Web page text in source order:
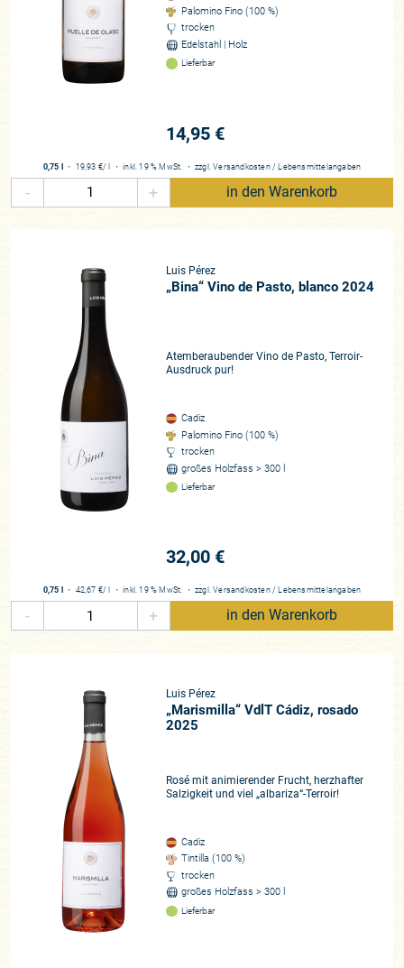
Reisen in die Region zeigten auch ihre Wirkung, was dann
aber folgte, war ein echtes Aha-Erlebnis: Fran López, ein
junger spanischer Sommelier der zur Spitze seiner Zunft
zählt und aussieht, als wäre er der vierte Mann der
fremden Wein. Hell yeah!, um in der Sprache der rockeros zu
Wie vom Blitz getroffen
jüngst bestätigte). Für Sherry durchaus sensibilisiert und
durchaus etwas mit den dortigen Gewächsen vertraut, war
mein first contact mit Bodegas Luis Pérez tatsächlich sowas
wie ein Zusammentreffen mit einem Wesen aus einer fernen
Galaxie. Alle mir bekannten Referenzwerte schienen
pulverisiert. Was hatte ich verpasst, warum waren mir solche
Weine nicht früher aufgefallen? „Alles und Nichts“ lautete
Frans verschmitzte Antwort. Einen Satz den ich damals Tag
nicht verstand, der die Weine von Luis Pérez jedoch
dechiffriert. Aber der Reihe nach.
Der Beginn eines Abenteuers
Die Geschichte der Familie Pérez ist eng mit der des
Generationen von Weinbauern, Winzern und Önologen
zurückblicken. Luis Pérez, Namensgeber und patrón der
Bodega, war lange Zeit Chef-Önologe des Traditionshauses
Domecq und Professor für Önologie an der Universität von
Cádiz bevor er sich 2002 in das Abenteuer eines eigenen
Weinguts stürzte. In den ersten Jahren konzentrierte er sich
Corchuelo und Balbaína. Corchuelo, eine historisch weniger
bedeutsame Lage, nutzte er für Experimente mit Syrah,
Merlot und Petit Verdot. Balbaína war schon immer ein Hort
der autochthonen Rebsorte Tintilla de Rota. Vor Jahren in
Andalusien noch schwer im Hintertreffen (als Graciano
macht sie in der Rioja seit einiger Zeit von sich reden), gilt sie
heute wieder als rote Edelsorte der Region um Cádiz, nicht
zuletzt dank experimentierfreudiger Wiederentdecker wie
etwa Luis Pérez. Er wollte beweisen, dass sich dieses Terroir
sehr wohl auch für die Produktion anspruchsvoller trockener
Rotweine eignet.
Ausgerechnet Australien
Palomino Fino (100 %)
trocken
Edelstahl | Holz
Lieferbar
14,95 €
0,75 l ・ 19,93 €/ l ・inkl. 19 % MwSt. ・ zzgl.Versandkosten / Lebensmittelangaben
- + in den Warenkorb
Luis Pérez
„Bina“ Vino de Pasto, blanco 2024
Atemberaubender Vino de Pasto, Terroir-
Ausdruck pur!
Cadiz
Palomino Fino (100 %)
trocken
großes Holzfass > 300 l
Lieferbar
32,00 €
0,75 l ・ 42,67 €/ l ・inkl. 19 % MwSt. ・ zzgl.Versandkosten / Lebensmittelangaben
- + in den Warenkorb
Luis Pérez
„Marismilla“ VdlT Cádiz, rosado
2025
Rosé mit animierender Frucht, herzhafter
Salzigkeit und viel „albariza“-Terroir!
Cadiz
Tintilla (100 %)
trocken
großes Holzfass > 300 l
Lieferbar